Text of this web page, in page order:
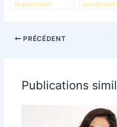
le pantalon
assortie?
PRÉCÉDENT
Publications